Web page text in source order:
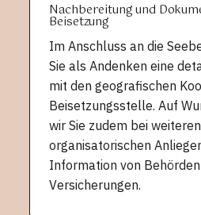
Nachbereitung und
Beisetzung
Im Anschluss an die
Sie als Andenken eine
mit den geografischen
Beisetzungsstelle. Auf
wir Sie zudem bei weiteren
organisatorischen
Information von
Versicherungen.